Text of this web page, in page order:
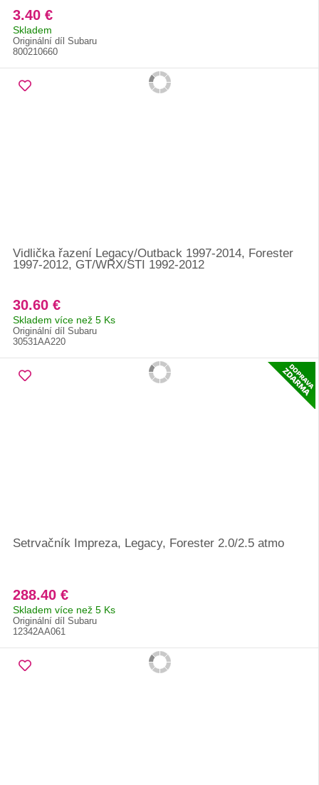
3.40 €
Skladem
Originální díl Subaru
800210660
Vidlička řazení Legacy/Outback 1997-2014, Forester
1997-2012, GT/WRX/STI 1992-2012
30.60 €
Skladem více než 5 Ks
Originální díl Subaru
30531AA220
Setrvačník Impreza, Legacy, Forester 2.0/2.5 atmo
288.40 €
Skladem více než 5 Ks
Originální díl Subaru
12342AA061